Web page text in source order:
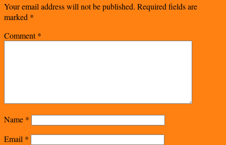
Your email address will not be published. Required fields are
marked *
Comment*
Name *
Email *